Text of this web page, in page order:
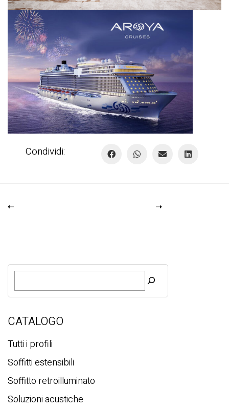
Condividi:
R
c
r
a
CATALOGO
Tutti i profili
Soffitti estensibili
Soffitto retroilluminato
Soluzioni acustiche